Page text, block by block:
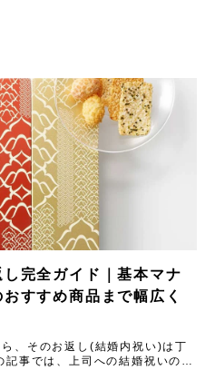
し完全ガイド｜基本マナ
すすめ商品まで幅広く
、そのお返し(結婚内祝い)は丁
事では、上司への結婚祝いのお